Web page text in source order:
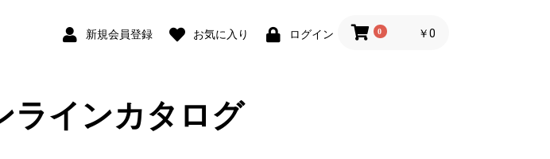
新規会員登録 お気に入り ログイン 0 ￥0
ラインカタログ